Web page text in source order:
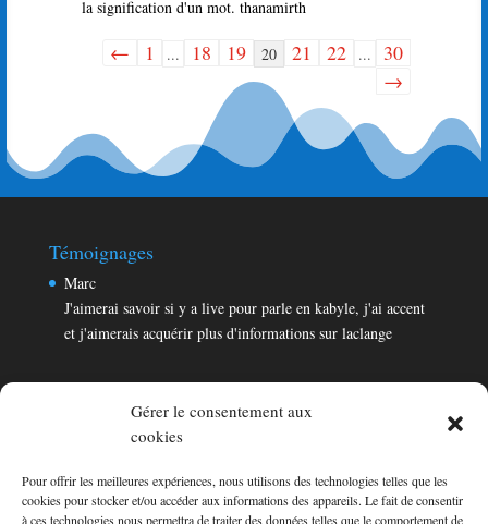
Gérer le consentement aux
cookies
Pour offrir les meilleures expériences, nous utilisons des technologies telles que les
cookies pour stocker et/ou accéder aux informations des appareils. Le fait de consentir
à ces technologies nous permettra de traiter des données telles que le comportement de
la signification d'un mot. thanamirth
Navigation
du
livre
d’or
← 1 ... 18 19 20 21 22 ...
30
→
Témoignages
Marc
J'aimerai savoir si y a live pour parle en kabyle, j'ai accent
et j'aimerais acquérir plus d'informations sur laclange
Merci beaucoup pour cet excellent site , bravo pour votre
formidable travail!
Témoignages
Marc